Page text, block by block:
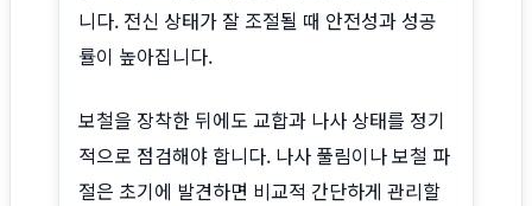
니다. 전신 상태가 잘 조절될 때 안전성과 성공
률이 높아집니다.
보철을 장착한 뒤에도 교합과 나사 상태를 정기
적으로 점검해야 합니다. 나사 풀림이나 보철 파
절은 초기에 발견하면 비교적 간단하게 관리할